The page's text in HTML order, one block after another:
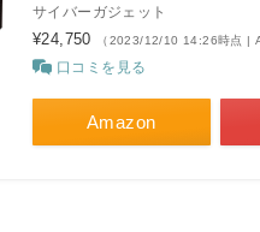
サイバーガジェット
¥24,750 （2023/12/10 14:26時点 |
口コミを見る
Amazon